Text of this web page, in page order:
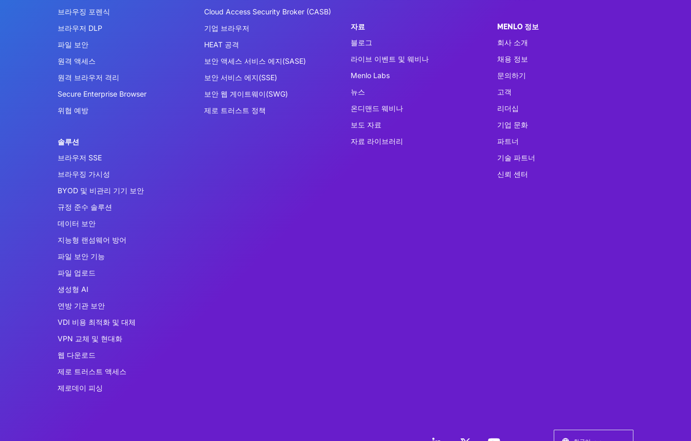
브라우징 포렌식
브라우저 DLP
파일 보안
원격 액세스
원격 브라우저 격리
Secure Enterprise Browser
위협 예방
솔루션
브라우저 SSE
브라우징 가시성
BYOD 및 비관리 기기 보안
규정 준수 솔루션
데이터 보안
지능형 랜섬웨어 방어
파일 보안 기능
파일 업로드
생성형 AI
연방 기관 보안
VDI 비용 최적화 및 대체
VPN 교체 및 현대화
웹 다운로드
제로 트러스트 액세스
제로데이 피싱
Cloud Access Security Broker (CASB)
기업 브라우저
HEAT 공격
보안 액세스 서비스 에지(SASE)
보안 서비스 에지(SSE)
보안 웹 게이트웨이(SWG)
제로 트러스트 정책
자료
블로그
라이브 이벤트 및 웨비나
Menlo Labs
뉴스
온디맨드 웨비나
보도 자료
자료 라이브러리
MENLO 정보
회사 소개
채용 정보
문의하기
고객
리더십
기업 문화
파트너
기술 파트너
신뢰 센터